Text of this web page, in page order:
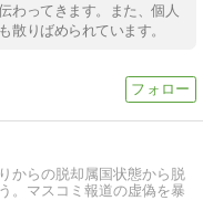
わってきます。また、個人
散りばめられています。
からの脱却属国状態から脱
。マスコミ報道の虚偽を暴